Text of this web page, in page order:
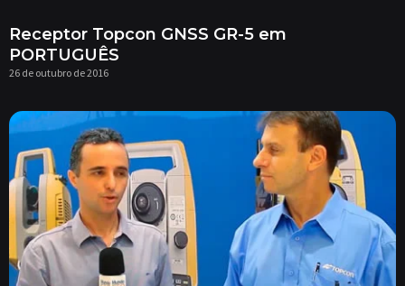
Receptor Topcon GNSS GR-5 em
PORTUGUÊS
26 de outubro de 2016